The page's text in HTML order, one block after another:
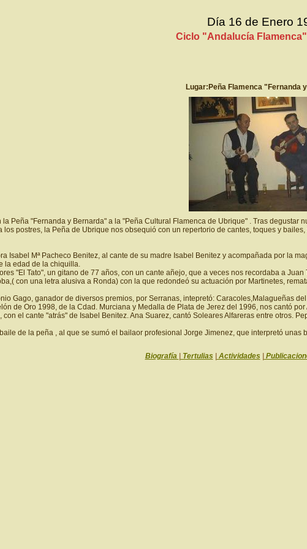
Día 16 de Enero
Ciclo "Andalucía
Lugar:Peña Flamenca "Fernanda
Peña "Fernanda y Bernarda" a la "Peña Cultural Flamenca de Ubrique" . Tras
los postres, la Peña de Ubrique nos obsequió con un repertorio de cantes, toques y
Isabel Mª Pacheco Benitez, al cante de su madre Isabel Benitez y acompañada por la
la edad de la chiquilla.
"El Tato", un gitano de 77 años, con un cante añejo, que a veces nos recordaba a
con una letra alusiva a Ronda) con la que redondeó su actuación por Martinetes,
Gago, ganador de diversos premios, por Serranas, intepretó: Caracoles,Malagueñas
de Oro 1998, de la Cdad. Murciana y Medalla de Plata de Jerez del 1996, nos cantó
con el cante "atrás" de Isabel Benitez. Ana Suarez, cantó Soleares Alfareras entre otros.
de la peña , al que se sumó el bailaor profesional Jorge Jimenez, que interpretó unas
Biografía Tertulias Actividades